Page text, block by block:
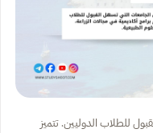
للطلاب الدوليين. تتميز